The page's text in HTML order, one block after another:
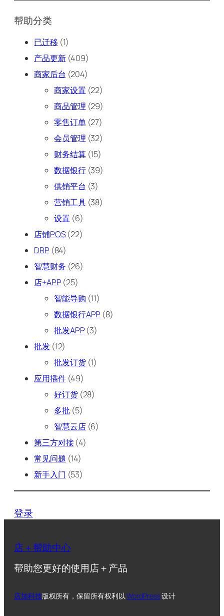
帮助分类
已迁移 (1)
产品更新(409)
商家后台 (204)
商家设置 (22)
商品管理 (29)
零售订单(27)
会员管理 (32)
财务结算(15)
数据银行(39)
供销平台 (3)
营销工具(38)
设置 (6)
店铺POS(22)
DRP(84)
智慧财务 (26)
店+APP(25)
智能导购 (11)
数据银行APP (8)
批发APP(3)
批发(12)
批发订货(1)
应用插件(49)
好订货(28)
多批(5)
智慧云店(6)
第三方对接(4)
常见问题 (14)
新手入门 (53)
登录
店＋帮助中心
帮助您更好的使用店＋产品
店加科技版权所有，保留所有权利以WordPress设计